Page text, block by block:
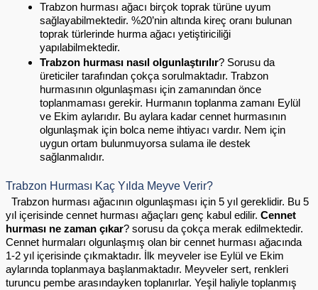
Trabzon hurması ağacı birçok toprak türüne uyum
sağlayabilmektedir. %20’nin altında kireç oranı bulunan
toprak türlerinde hurma ağacı yetiştiriciliği
yapılabilmektedir.
Trabzon hurması nasıl olgunlaştırılır? Sorusu da
üreticiler tarafından çokça sorulmaktadır. Trabzon
hurmasının olgunlaşması için zamanından önce
toplanmaması gerekir. Hurmanın toplanma zamanı Eylül
ve Ekim aylarıdır. Bu aylara kadar cennet hurmasının
olgunlaşmak için bolca neme ihtiyacı vardır. Nem için
uygun ortam bulunmuyorsa sulama ile destek
sağlanmalıdır.
Trabzon Hurması Kaç Yılda Meyve Verir?
Trabzon hurması ağacının olgunlaşması için 5 yıl gereklidir. Bu 5
yıl içerisinde cennet hurması ağaçları genç kabul edilir. Cennet
hurması ne zaman çıkar? sorusu da çokça merak edilmektedir.
Cennet hurmaları olgunlaşmış olan bir cennet hurması ağacında
1-2 yıl içerisinde çıkmaktadır. İlk meyveler ise Eylül ve Ekim
aylarında toplanmaya başlanmaktadır. Meyveler sert, renkleri
turuncu pembe arasındayken toplanırlar. Yeşil haliyle toplanmış